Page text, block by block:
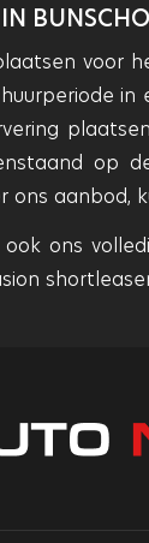
voor
in
op
ons aanbod,
ons